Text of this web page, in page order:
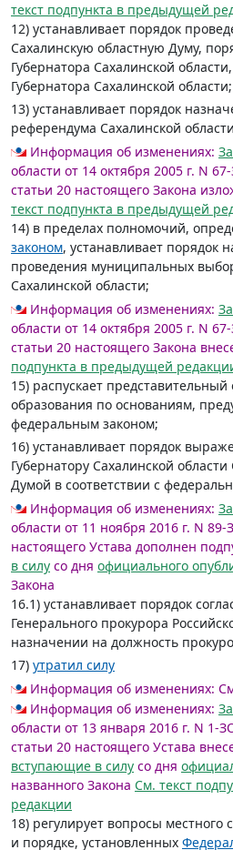
текст подпункта в предыдущей
12) устанавливает порядок
Сахалинскую областную Думу,
Губернатора Сахалинской
Губернатора Сахалинской области;
13) устанавливает порядок
референдума Сахалинской
Информация об изменениях:
области от 14 октября 2005 г. N
статьи 20 настоящего Закона
текст подпункта в предыдущей
14) в пределах полномочий,
законом, устанавливает порядок
проведения муниципальных
Сахалинской области;
Информация об изменениях:
области от 14 октября 2005 г. N
статьи 20 настоящего Закона
подпункта в предыдущей
15) распускает
образования по основаниям,
федеральным законом;
16) устанавливает порядок
Губернатору Сахалинской
Думой в соответствии с
Информация об изменениях:
области от 11 ноября 2016 г. N
настоящего Устава дополнен
в силу со дня официального
Закона
16.1) устанавливает порядок
Генерального прокурора
назначении на должность
17) утратил силу
Информация об изменениях:
Информация об изменениях:
области от 13 января 2016 г. N 1-
статьи 20 настоящего Устава
вступающие в силу со дня
названного Закона См. текст
редакции
18) регулирует вопросы местного
и порядке, установленных